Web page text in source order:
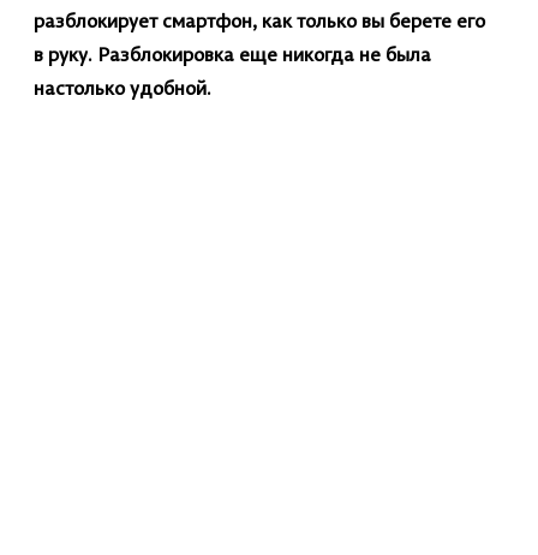
разблокирует смартфон, как только вы берете его
в руку. Разблокировка еще никогда не была
настолько удобной.